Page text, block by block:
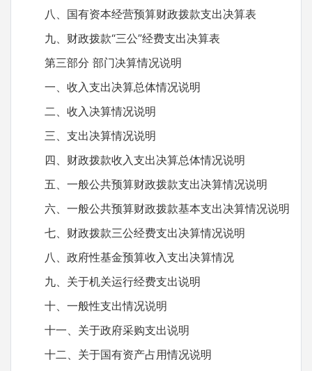
八、国有资本经营预算财政拨款支出决算表
九、财政拨款“三公”经费支出决算表
第三部分 部门决算情况说明
一、收入支出决算总体情况说明
二、收入决算情况说明
三、支出决算情况说明
四、财政拨款收入支出决算总体情况说明
五、一般公共预算财政拨款支出决算情况说明
六、一般公共预算财政拨款基本支出决算情况说明
七、财政拨款三公经费支出决算情况说明
八、政府性基金预算收入支出决算情况
九、关于机关运行经费支出说明
十、一般性支出情况说明
十一、关于政府采购支出说明
十二、关于国有资产占用情况说明